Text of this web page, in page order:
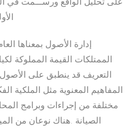
إدارة الأصول بمعناها
الممتلكات القيمة المملوكة
التعريف قد ينطبق على
المفاهيم المعنوية مثل الملكية
مختلفة من إجراءات وبرامج
الصيانة .هناك نوعان من